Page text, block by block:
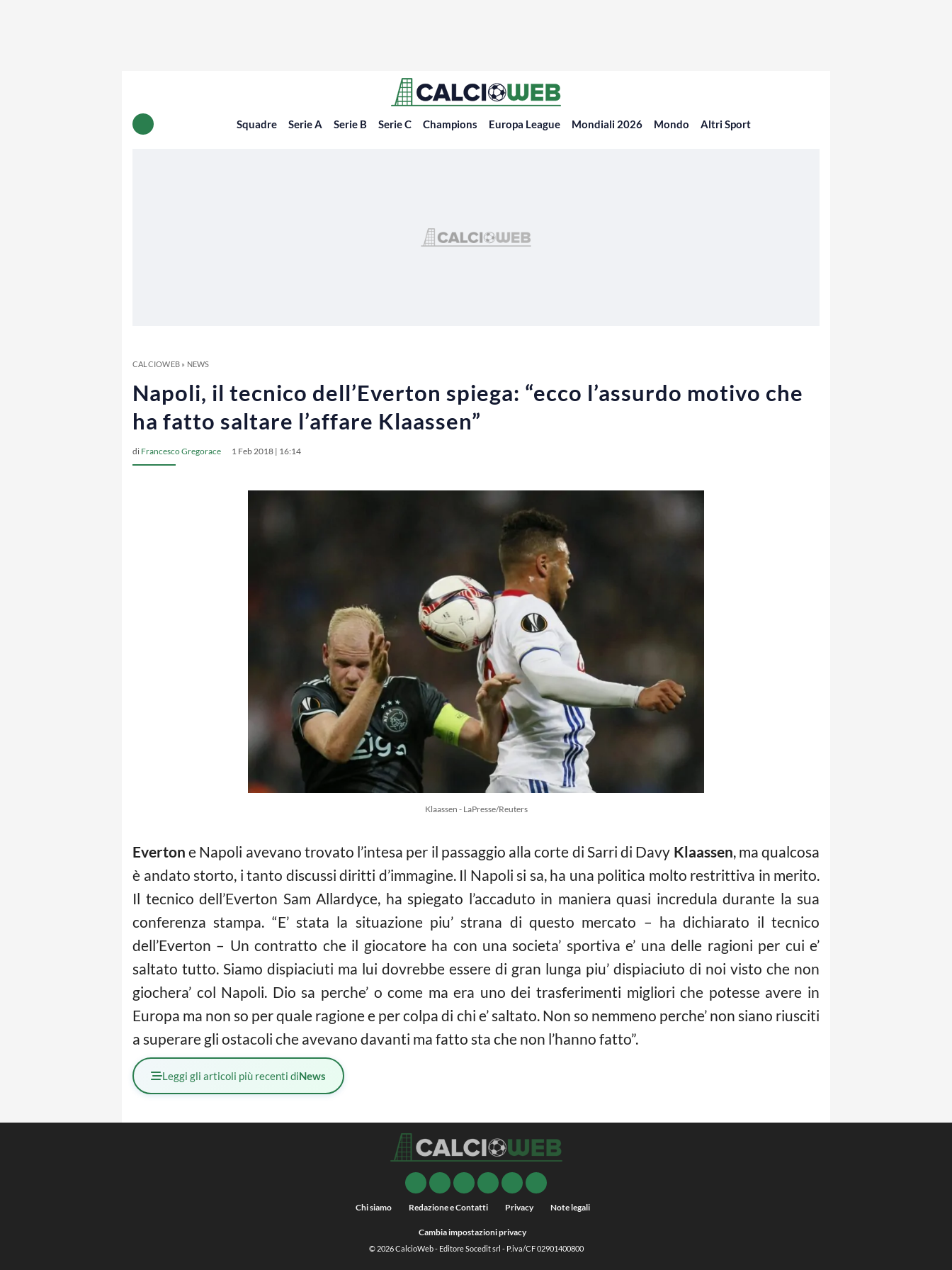
Squadre Serie A Serie B Serie C Champions Europa League Mondiali 2026 Mondo Altri Sport
CALCIOWEB» NEWS
Napoli, il tecnico dell’Everton spiega: “ecco l’assurdo motivo che
ha fatto saltare l’affare Klaassen”
di Francesco Gregorace 1 Feb 2018 | 16:14
Klaassen - LaPresse/Reuters
Everton e Napoli avevano trovato l’intesa per il passaggio alla corte di Sarri di Davy Klaassen, ma qualcosa
è andato storto, i tanto discussi diritti d’immagine. Il Napoli si sa, ha una politica molto restrittiva in merito.
Il tecnico dell’Everton Sam Allardyce, ha spiegato l’accaduto in maniera quasi incredula durante la sua
conferenza stampa. “E’ stata la situazione piu’ strana di questo mercato – ha dichiarato il tecnico
dell’Everton – Un contratto che il giocatore ha con una societa’ sportiva e’ una delle ragioni per cui e’
saltato tutto. Siamo dispiaciuti ma lui dovrebbe essere di gran lunga piu’ dispiaciuto di noi visto che non
giochera’ col Napoli. Dio sa perche’ o come ma era uno dei trasferimenti migliori che potesse avere in
Europa ma non so per quale ragione e per colpa di chi e’ saltato. Non so nemmeno perche’ non siano riusciti
a superare gli ostacoli che avevano davanti ma fatto sta che non l’hanno fatto”.
Leggi gli articoli più recenti diNews
Chi siamo Redazione e Contatti Privacy Note legali
Cambia impostazioni privacy
© 2026CalcioWeb- Editore Socedit srl - P.iva/CF 02901400800